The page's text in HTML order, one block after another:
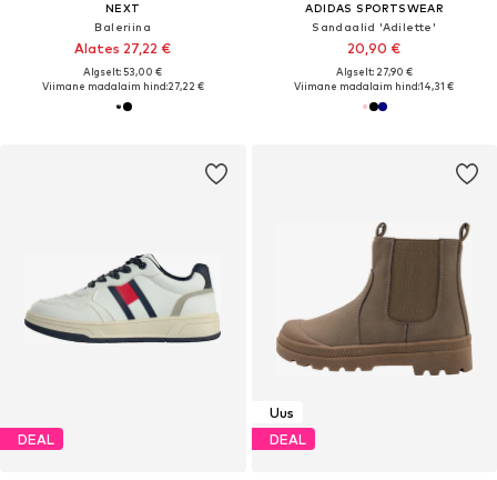
NEXT
Baleriina
Alates 27,22 €
Algselt: 53,00 €
Viimane madalaim hind:27,22 €
ADIDAS SPORTSWEAR
Sandaalid 'Adilette'
20,90 €
Algselt: 27,90 €
Viimane madalaim hind:14,31 €
DEAL
Uus
DEAL